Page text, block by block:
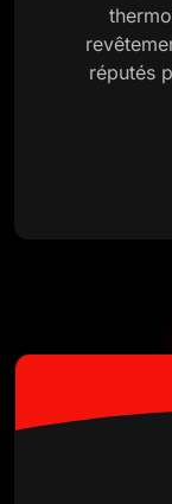
réputés